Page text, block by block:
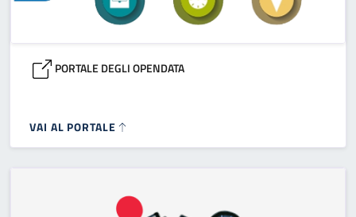
PORTALE DEGLI OPENDATA
VAI AL PORTALE